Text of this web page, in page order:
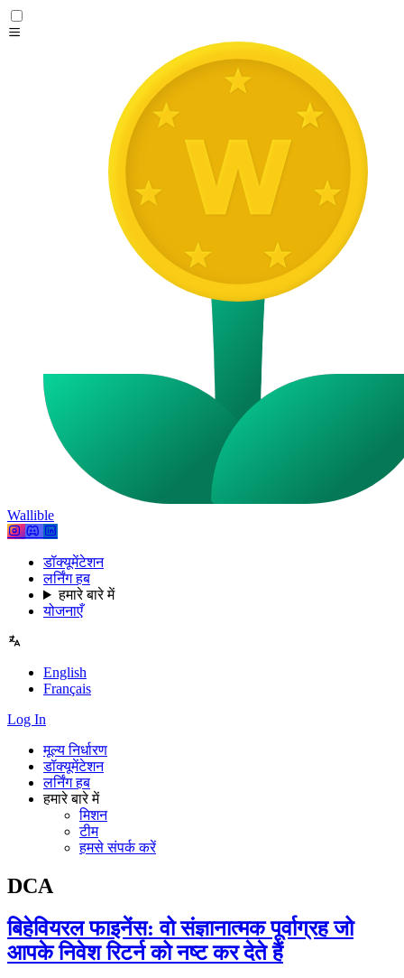
Wallible
डॉक्यूमेंटेशन
लर्निंग हब
हमारे बारे में
योजनाएँ
English
Français
Log In
मूल्य निर्धारण
डॉक्यूमेंटेशन
लर्निंग हब
हमारे बारे में
मिशन
टीम
हमसे संपर्क करें
DCA
बिहेवियरल फाइनेंस: वो संज्ञानात्मक पूर्वाग्रह जो
आपके निवेश रिटर्न को नष्ट कर देते हैं